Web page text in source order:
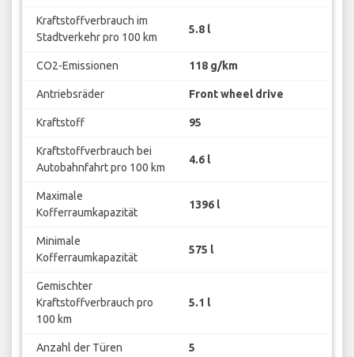
Kraftstoffverbrauch im
Stadtverkehr pro 100 km
5.8 l
CO2-Emissionen 118 g/km
Antriebsräder Front wheel drive
Kraftstoff 95
Kraftstoffverbrauch bei
Autobahnfahrt pro 100 km
4.6 l
Maximale
Kofferraumkapazität
1396 l
Minimale
Kofferraumkapazität
575 l
Gemischter
Kraftstoffverbrauch pro
100 km
5.1 l
Anzahl der Türen 5